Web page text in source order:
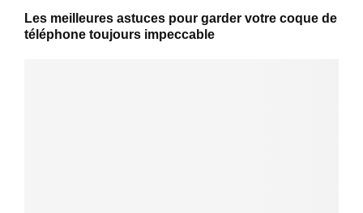
Les meilleures astuces pour garder votre coque de
téléphone toujours impeccable